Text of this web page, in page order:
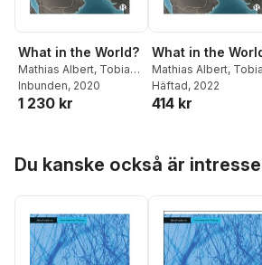
What in the World?
Mathias Albert, Tobias
Werron
Inbunden, 2020
1 230 kr
What in the
Mathias Albert,
Werron
Häftad, 2022
414 kr
Du kanske också är